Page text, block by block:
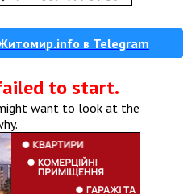
в Telegram
to start.
want to look at the